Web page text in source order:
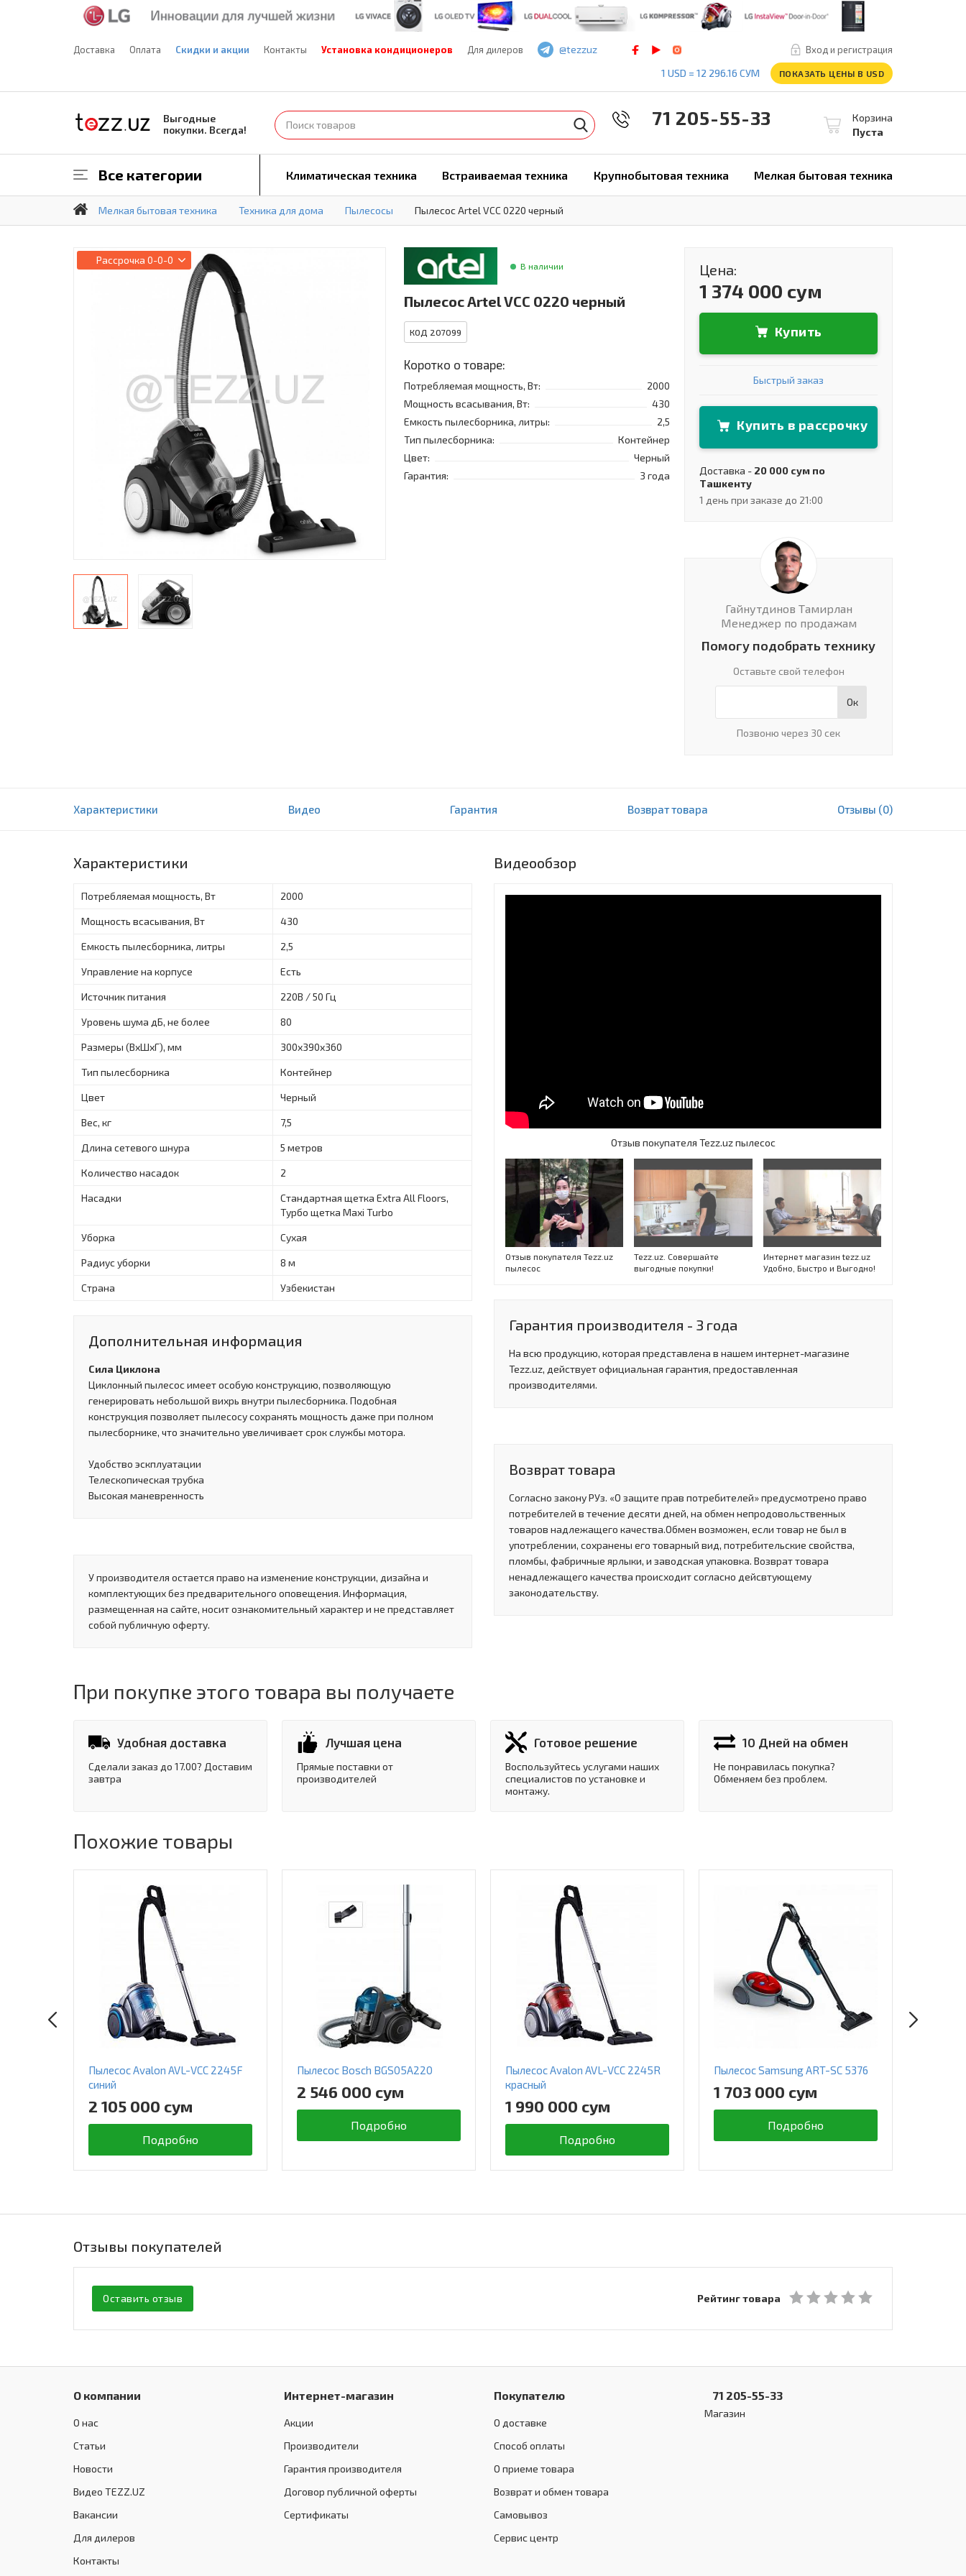
Доставка Оплата Скидки и акции Контакты Установка кондиционеров Для дилеров Вход и регистрация
@tezzuz
1 USD = 12 296.16 СУМ
ПОКАЗАТЬ ЦЕНЫ В USD
Выгодные
покупки. Всегда!
Корзина
Пуста
71 205-55-33
Все категории Климатическая техника Встраиваемая техника Крупнобытовая техника Мелкая бытовая техника
Мелкая бытовая техника Техника для дома Пылесосы Пылесос Artel VCC 0220 черный
Рассрочка 0-0-0
В наличии
Пылесос Artel VCC 0220 черный
КОД 207099
Коротко о товаре:
Потребляемая мощность, Вт:
2000
Мощность всасывания, Вт:
430
Емкость пылесборника, литры:
2,5
Тип пылесборника:
Контейнер
Цвет:
Черный
Гарантия:
3 года
Цена:
1 374 000 сум
Купить
Быстрый заказ
Купить в рассрочку
Доставка - 20 000 сум по
Ташкенту
1 день при заказе до 21:00
Гайнутдинов Тамирлан
Менеджер по продажам
Помогу подобрать технику
Оставьте свой телефон
Ок
Позвоню через 30 сек
1 374 000 сум В корзину
Характеристики Видео Гарантия Возврат товара Отзывы (0)
Характеристики
Потребляемая мощность, Вт 2000
Мощность всасывания, Вт 430
Емкость пылесборника, литры 2,5
Управление на корпусе Есть
Источник питания 220B / 50 Гц
Уровень шума дБ, не более 80
Размеры (ВхШхГ), мм 300х390х360
Тип пылесборника Контейнер
Цвет Черный
Вес, кг 7,5
Длина сетевого шнура 5 метров
Количество насадок 2
Насадки
Стандартная щетка Extra All Floors,
Турбо щеткa Maxi Turbo
Уборка Сухая
Радиус уборки 8 м
Страна Узбекистан
Дополнительная информация
Сила Циклона
Циклонный пылесос имеет особую конструкцию, позволяющую
генерировать небольшой вихрь внутри пылесборника. Подобная
конструкция позволяет пылесосу сохранять мощность даже при полном
пылесборнике, что значительно увеличивает срок службы мотора.
Удобство эскплуатации
Телескопическая трубка
Высокая маневренность
У производителя остается право на изменение конструкции, дизайна и
комплектующих без предварительного оповещения. Информация,
размещенная на сайте, носит ознакомительный характер и не представляет
собой публичную оферту.
Видеообзор
Отзыв покупателя Tezz.uz пылесос
Отзыв покупателя Tezz.uz
пылесос
Tezz.uz. Совершайте
выгодные покупки!
Интернет магазин tezz.uz
Удобно, Быстро и Выгодно!
Гарантия производителя - 3 года
На всю продукцию, которая представлена в нашем интернет-магазине
Tezz.uz, действует официальная гарантия, предоставленная
производителями.
Возврат товара
Согласно закону РУз. «О защите прав потребителей» предусмотрено право
потребителей в течение десяти дней, на обмен непродовольственных
товаров надлежащего качества.Обмен возможен, если товар не был в
употреблении, сохранены его товарный вид, потребительские свойства,
пломбы, фабричные ярлыки, и заводская упаковка. Возврат товара
ненадлежащего качества происходит согласно дейсвтующему
законодательству.
При покупке этого товара вы получаете
Удобная доставка
Сделали заказ до 17.00? Доставим
завтра
Лучшая цена
Прямые поставки от
производителей
Готовое решение
Воспользуйтесь услугами наших
специалистов по установке и
монтажу.
10 Дней на обмен
Не понравилась покупка?
Обменяем без проблем.
Похожие товары
Пылесос Avalon AVL-VCC 2245F
синий
2 105 000 сум
Подробно
Пылесос Bosch BGS05A220
2 546 000 сум
Подробно
Пылесос Avalon AVL-VCC 2245R
красный
1 990 000 сум
Подробно
Пылесос Samsung ART-SC 5376
1 703 000 сум
Подробно
Отзывы покупателей
Оставить отзыв Рейтинг товара
О компании
О нас
Статьи
Новости
Видео TEZZ.UZ
Вакансии
Для дилеров
Контакты
Интернет-магазин
Акции
Производители
Гарантия производителя
Договор публичной оферты
Сертификаты
Покупателю
О доставке
Способ оплаты
О приеме товара
Возврат и обмен товара
Самовывоз
Сервис центр
71 205-55-33
Магазин